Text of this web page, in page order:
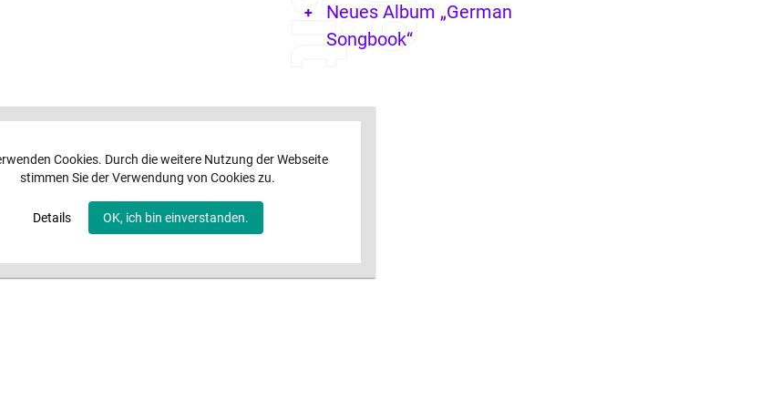
Cookies. Durch die weitere Nutzung der Webseite
stimmen Sie der Verwendung von Cookies zu.
Details OK, ich bin einverstanden.
Neues Album „German
Songbook“